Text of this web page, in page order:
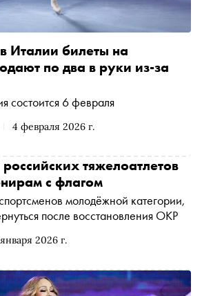
4 февраля 2026 г.
Италии билеты на
по два в руки из-за
состоится 6 февраля
2026 г.
тяжелоатлетов
с флагом
молодёжной категории,
после восстановления ОКР